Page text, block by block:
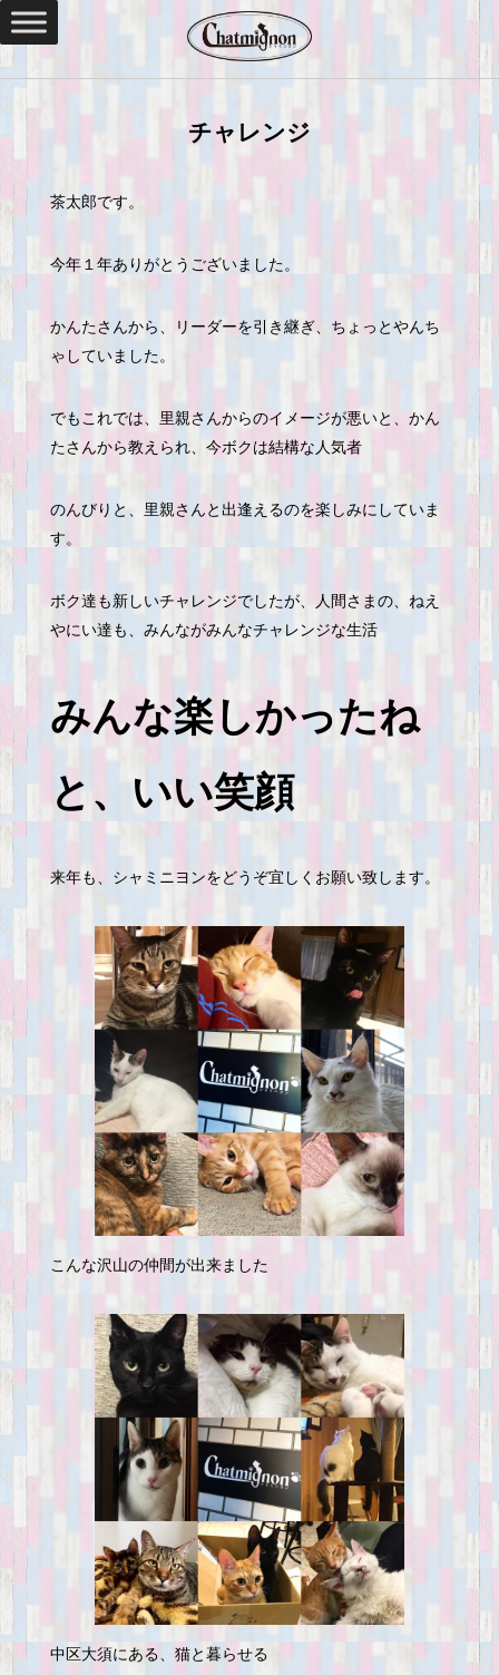
チャレンジ
茶太郎です。
今年１年ありがとうございました。
かんたさんから、リーダーを引き継ぎ、ちょっとやんち
ゃしていました。
でもこれでは、里親さんからのイメージが悪いと、かん
たさんから教えられ、今ボクは結構な人気者
のんびりと、里親さんと出逢えるのを楽しみにしていま
す。
ボク達も新しいチャレンジでしたが、人間さまの、ねえ
やにい達も、みんながみんなチャレンジな生活
みんな楽しかったね
と、いい笑顔
来年も、シャミニヨンをどうぞ宜しくお願い致します。
こんな沢山の仲間が出来ました
中区大須にある、猫と暮らせる